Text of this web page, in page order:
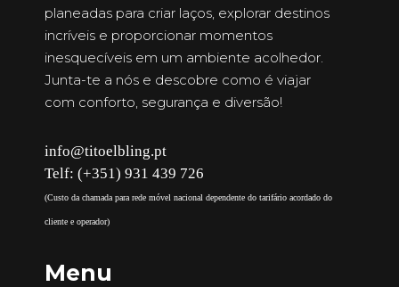
planeadas para criar laços, explorar destinos
incríveis e proporcionar momentos
inesquecíveis em um ambiente acolhedor.
Junta-te a nós e descobre como é viajar
com conforto, segurança e diversão!
info@titoelbling.pt
Telf: (+351) 931 439 726
(Custo da chamada para rede móvel nacional dependente do tarifário acordado do
cliente e operador)
Menu